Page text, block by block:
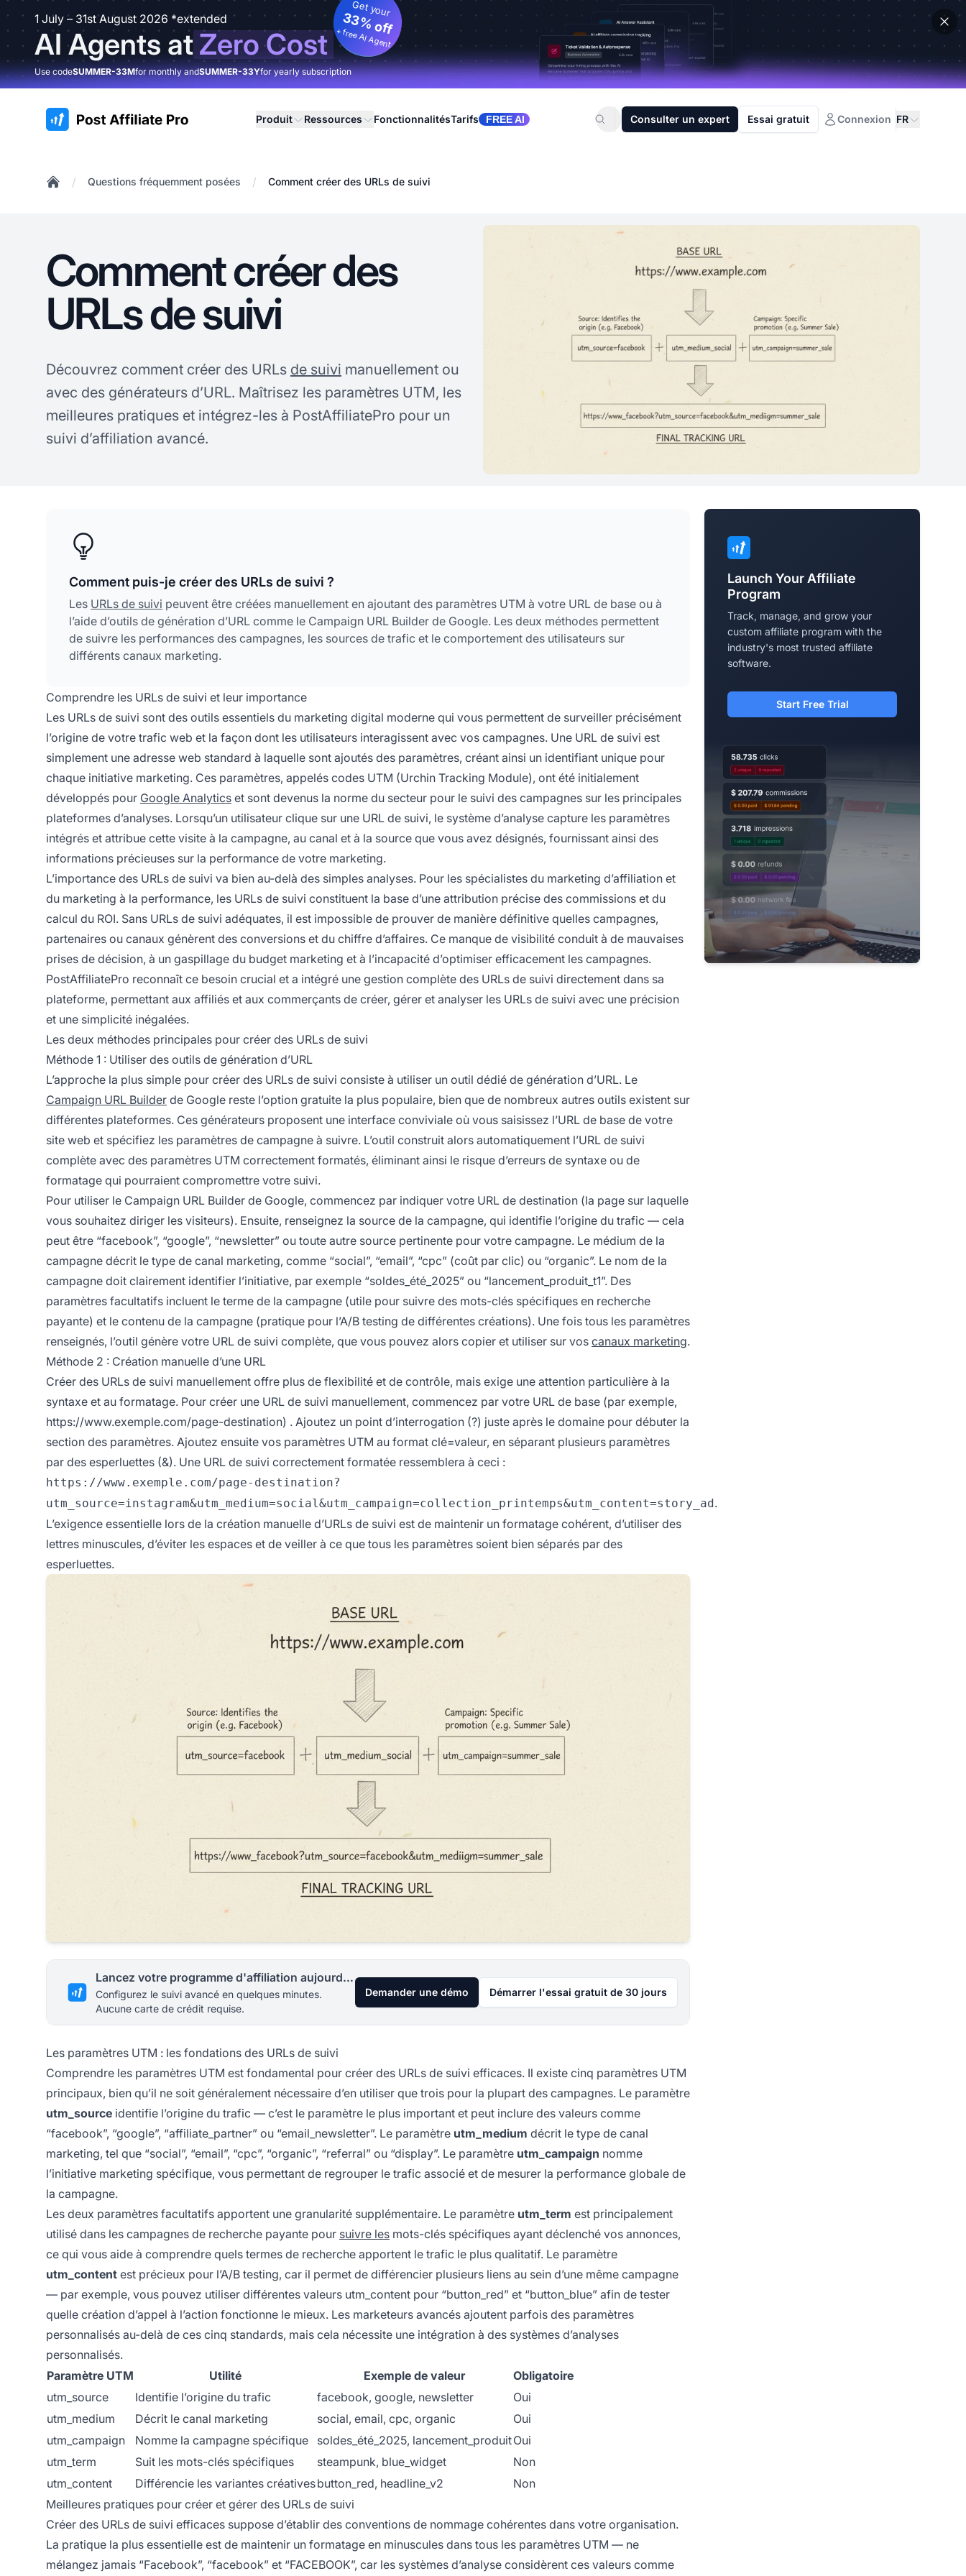
1 July – 31st August 2026 *extended
AI Agents atZero Cost
Get your
33% off
+ free AI Agent
Use codeSUMMER-33Mfor monthly andSUMMER-33Yfor yearly subscription
:site.title Produit Ressources FonctionnalitésTarifs FREE AI Consulter un expert Essai gratuit Connexion FR
/ Questions fréquemment posées / Comment créer des URLs de suivi
Comment créer des
URLs de suivi
Découvrez comment créer des URLs de suivi manuellement ou
avec des générateurs d’URL. Maîtrisez les paramètres UTM, les
meilleures pratiques et intégrez-les à PostAffiliatePro pour un
suivi d’affiliation avancé.
Comment puis-je créer des URLs de suivi ?
Les URLs de suivi peuvent être créées manuellement en ajoutant des paramètres UTM à votre URL de base ou à
l’aide d’outils de génération d’URL comme le Campaign URL Builder de Google. Les deux méthodes permettent
de suivre les performances des campagnes, les sources de trafic et le comportement des utilisateurs sur
différents canaux marketing.
Comprendre les URLs de suivi et leur importance
Les URLs de suivi sont des outils essentiels du marketing digital moderne qui vous permettent de surveiller précisément
l’origine de votre trafic web et la façon dont les utilisateurs interagissent avec vos campagnes. Une URL de suivi est
simplement une adresse web standard à laquelle sont ajoutés des paramètres, créant ainsi un identifiant unique pour
chaque initiative marketing. Ces paramètres, appelés codes UTM (Urchin Tracking Module), ont été initialement
développés pour Google Analytics et sont devenus la norme du secteur pour le suivi des campagnes sur les principales
plateformes d’analyses. Lorsqu’un utilisateur clique sur une URL de suivi, le système d’analyse capture les paramètres
intégrés et attribue cette visite à la campagne, au canal et à la source que vous avez désignés, fournissant ainsi des
informations précieuses sur la performance de votre marketing.
L’importance des URLs de suivi va bien au-delà des simples analyses. Pour les spécialistes du marketing d’affiliation et
du marketing à la performance, les URLs de suivi constituent la base d’une attribution précise des commissions et du
calcul du ROI. Sans URLs de suivi adéquates, il est impossible de prouver de manière définitive quelles campagnes,
partenaires ou canaux génèrent des conversions et du chiffre d’affaires. Ce manque de visibilité conduit à de mauvaises
prises de décision, à un gaspillage du budget marketing et à l’incapacité d’optimiser efficacement les campagnes.
PostAffiliatePro reconnaît ce besoin crucial et a intégré une gestion complète des URLs de suivi directement dans sa
plateforme, permettant aux affiliés et aux commerçants de créer, gérer et analyser les URLs de suivi avec une précision
et une simplicité inégalées.
Les deux méthodes principales pour créer des URLs de suivi
Méthode 1 : Utiliser des outils de génération d’URL
L’approche la plus simple pour créer des URLs de suivi consiste à utiliser un outil dédié de génération d’URL. Le
Campaign URL Builder de Google reste l’option gratuite la plus populaire, bien que de nombreux autres outils existent sur
différentes plateformes. Ces générateurs proposent une interface conviviale où vous saisissez l’URL de base de votre
site web et spécifiez les paramètres de campagne à suivre. L’outil construit alors automatiquement l’URL de suivi
complète avec des paramètres UTM correctement formatés, éliminant ainsi le risque d’erreurs de syntaxe ou de
formatage qui pourraient compromettre votre suivi.
Pour utiliser le Campaign URL Builder de Google, commencez par indiquer votre URL de destination (la page sur laquelle
vous souhaitez diriger les visiteurs). Ensuite, renseignez la source de la campagne, qui identifie l’origine du trafic — cela
peut être “facebook”, “google”, “newsletter” ou toute autre source pertinente pour votre campagne. Le médium de la
campagne décrit le type de canal marketing, comme “social”, “email”, “cpc” (coût par clic) ou “organic”. Le nom de la
campagne doit clairement identifier l’initiative, par exemple “soldes_été_2025” ou “lancement_produit_t1”. Des
paramètres facultatifs incluent le terme de la campagne (utile pour suivre des mots-clés spécifiques en recherche
payante) et le contenu de la campagne (pratique pour l’A/B testing de différentes créations). Une fois tous les paramètres
renseignés, l’outil génère votre URL de suivi complète, que vous pouvez alors copier et utiliser sur vos canaux marketing.
Méthode 2 : Création manuelle d’une URL
Créer des URLs de suivi manuellement offre plus de flexibilité et de contrôle, mais exige une attention particulière à la
syntaxe et au formatage. Pour créer une URL de suivi manuellement, commencez par votre URL de base (par exemple,
https://www.exemple.com/page-destination) . Ajoutez un point d’interrogation (?) juste après le domaine pour débuter la
section des paramètres. Ajoutez ensuite vos paramètres UTM au format clé=valeur, en séparant plusieurs paramètres
par des esperluettes (&). Une URL de suivi correctement formatée ressemblera à ceci :
https://www.exemple.com/page-destination?
utm_source=instagram&utm_medium=social&utm_campaign=collection_printemps&utm_content=story_ad.
L’exigence essentielle lors de la création manuelle d’URLs de suivi est de maintenir un formatage cohérent, d’utiliser des
lettres minuscules, d’éviter les espaces et de veiller à ce que tous les paramètres soient bien séparés par des
esperluettes.
Lancez votre programme d'affiliation aujourd'hui
Configurez le suivi avancé en quelques minutes.
Aucune carte de crédit requise.
Demander une démo Démarrer l'essai gratuit de 30 jours
Les paramètres UTM : les fondations des URLs de suivi
Comprendre les paramètres UTM est fondamental pour créer des URLs de suivi efficaces. Il existe cinq paramètres UTM
principaux, bien qu’il ne soit généralement nécessaire d’en utiliser que trois pour la plupart des campagnes. Le paramètre
utm_source identifie l’origine du trafic — c’est le paramètre le plus important et peut inclure des valeurs comme
“facebook”, “google”, “affiliate_partner” ou “email_newsletter”. Le paramètre utm_medium décrit le type de canal
marketing, tel que “social”, “email”, “cpc”, “organic”, “referral” ou “display”. Le paramètre utm_campaign nomme
l’initiative marketing spécifique, vous permettant de regrouper le trafic associé et de mesurer la performance globale de
la campagne.
Les deux paramètres facultatifs apportent une granularité supplémentaire. Le paramètre utm_term est principalement
utilisé dans les campagnes de recherche payante pour suivre les mots-clés spécifiques ayant déclenché vos annonces,
ce qui vous aide à comprendre quels termes de recherche apportent le trafic le plus qualitatif. Le paramètre
utm_content est précieux pour l’A/B testing, car il permet de différencier plusieurs liens au sein d’une même campagne
— par exemple, vous pouvez utiliser différentes valeurs utm_content pour “button_red” et “button_blue” afin de tester
quelle création d’appel à l’action fonctionne le mieux. Les marketeurs avancés ajoutent parfois des paramètres
personnalisés au-delà de ces cinq standards, mais cela nécessite une intégration à des systèmes d’analyses
personnalisés.
Paramètre UTM
Utilité Exemple de valeur
Obligatoire
utm_source
Identifie l’origine du trafic facebook, google, newsletter
Oui
utm_medium
Décrit le canal marketing social, email, cpc, organic
Oui
utm_campaign
Nomme la campagne spécifique soldes_été_2025, lancement_produitOui
utm_term
Suit les mots-clés spécifiques steampunk, blue_widget
Non
utm_content
Différencie les variantes créativesbutton_red, headline_v2
Non
Meilleures pratiques pour créer et gérer des URLs de suivi
Créer des URLs de suivi efficaces suppose d’établir des conventions de nommage cohérentes dans votre organisation.
La pratique la plus essentielle est de maintenir un formatage en minuscules dans tous les paramètres UTM — ne
mélangez jamais “Facebook”, “facebook” et “FACEBOOK”, car les systèmes d’analyse considèrent ces valeurs comme
Launch Your Affiliate
Program
Track, manage, and grow your
custom affiliate program with the
industry's most trusted affiliate
software.
Start Free Trial